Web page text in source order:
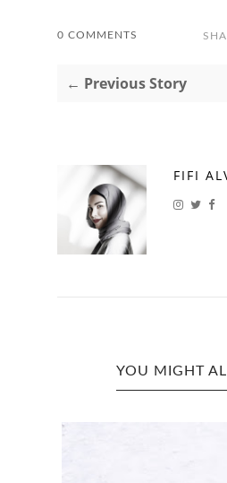
0 COMMENTS
← Previous Story
FIFI
YOU MIGHT